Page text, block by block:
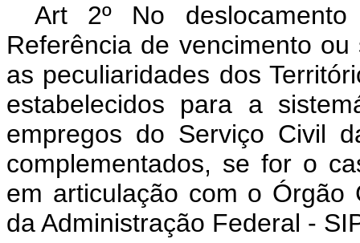
Art 2º No
Referência de vencimento
as peculiaridades dos
estabelecidos para a
empregos do Serviço Civil
complementados, se for o
em articulação com o Órgão
da Administração Federal -